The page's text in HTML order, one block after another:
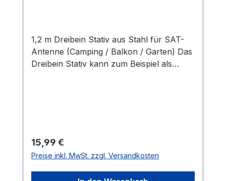
1,2 m Dreibein Stativ aus Stahl für SAT-
Antenne (Camping / Balkon / Garten) Das
Dreibein Stativ kann zum Beispiel als
zusammenklappbar ist und mit den
mitgelieferten 3 Heringen im Boden
verankert werden kann. Dreibein-
Campingstativ zum schnellen Aufbau im
Regulärer Preis:
15,99 €
Preise inkl. MwSt. zzgl. Versandkosten